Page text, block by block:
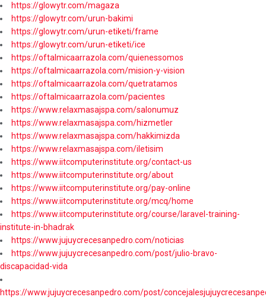
https://glowytr.com/magaza
https://glowytr.com/urun-bakimi
https://glowytr.com/urun-etiketi/frame
https://glowytr.com/urun-etiketi/ice
https://oftalmicaarrazola.com/quienessomos
https://oftalmicaarrazola.com/mision-y-vision
https://oftalmicaarrazola.com/quetratamos
https://oftalmicaarrazola.com/pacientes
https://www.relaxmasajspa.com/salonumuz
https://www.relaxmasajspa.com/hizmetler
https://www.relaxmasajspa.com/hakkimizda
https://www.relaxmasajspa.com/iletisim
https://www.iitcomputerinstitute.org/contact-us
https://www.iitcomputerinstitute.org/about
https://www.iitcomputerinstitute.org/pay-online
https://www.iitcomputerinstitute.org/mcq/home
https://www.iitcomputerinstitute.org/course/laravel-training-
institute-in-bhadrak
https://www.jujuycrecesanpedro.com/noticias
https://www.jujuycrecesanpedro.com/post/julio-bravo-
discapacidad-vida
https://www.jujuycrecesanpedro.com/post/